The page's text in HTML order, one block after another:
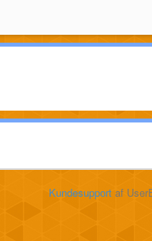
Kundesupportaf